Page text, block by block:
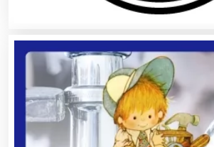
Balnearios